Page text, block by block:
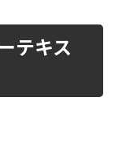
テキス